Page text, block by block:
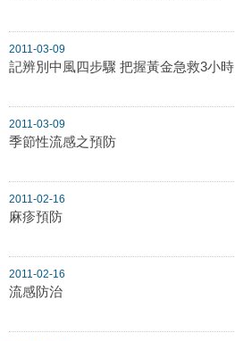
2011-03-09
記辨別中風四步驟 把握黃金急救3小時
2011-03-09
季節性流感之預防
2011-02-16
麻疹預防
2011-02-16
流感防治